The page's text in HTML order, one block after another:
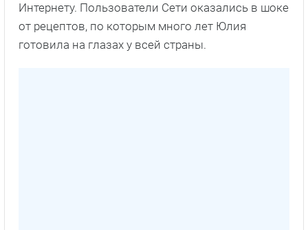
Интернету. Пользователи Сети оказались в шоке
от рецептов, по которым много лет Юлия
готовила на глазах у всей страны.